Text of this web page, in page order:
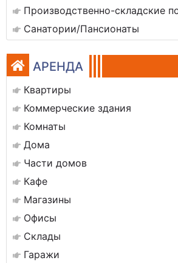
Производственно-складские
Санатории/Пансионаты
АРЕНДА
Квартиры
Коммерческие здания
Комнаты
Дома
Части домов
Кафе
Магазины
Офисы
Склады
Гаражи